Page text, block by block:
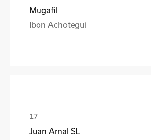
Mugafil
Ibon Achotegui
Juan Arnal SL